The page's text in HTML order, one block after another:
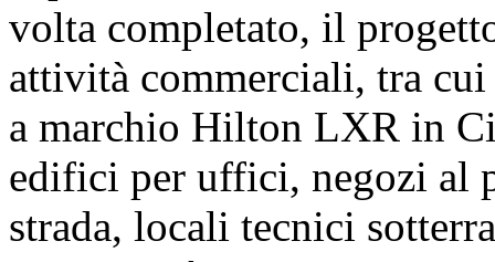
volta completato, il
attività commerciali, tra
a marchio Hilton LXR in
edifici per uffici, negozi al
strada, locali tecnici